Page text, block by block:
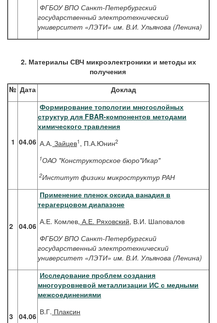
ФГБОУ ВПО Санкт-Петербургский
государственный электротехнический
университет «ЛЭТИ» им. В.И. Ульянова (Ленина)
2. Материалы СВЧ микроэлектроники и методы их
получения
№ Дата Доклад
1 04.06
Формирование топологии многослойных
структур для FBAR-компонентов методами
химического травления
А.А. Зайцев1 , П.А.Юнин2
1ОАО "Конструкторское бюро"Икар"
2Институт физики микроструктур РАН
2 04.06
Применение пленок оксида ванадия в
терагерцовом диапазоне
А.Е. Комлев, А.Е. Ряховский, В.И. Шаповалов
ФГБОУ ВПО Санкт-Петербургский
государственный электротехнический
университет «ЛЭТИ» им. В.И. Ульянова (Ленина)
3 04.06
Исследование проблем создания
многоуровневой металлизации ИС с медными
межсоединениями
В.Г. Плаксин